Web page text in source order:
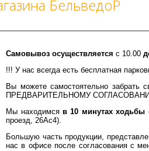
БельведоР
Самовывоз осуществляется с 10.00
!!! У нас всегда есть бесплатная
Вы можете самостоятельно забрать
ПРЕДВАРИТЕЛЬНОМУ
Мы находимся в 10 минутах ходьбы
проезд, 26Ас4).
Большую часть продукции,
нас в офисе после согласования с